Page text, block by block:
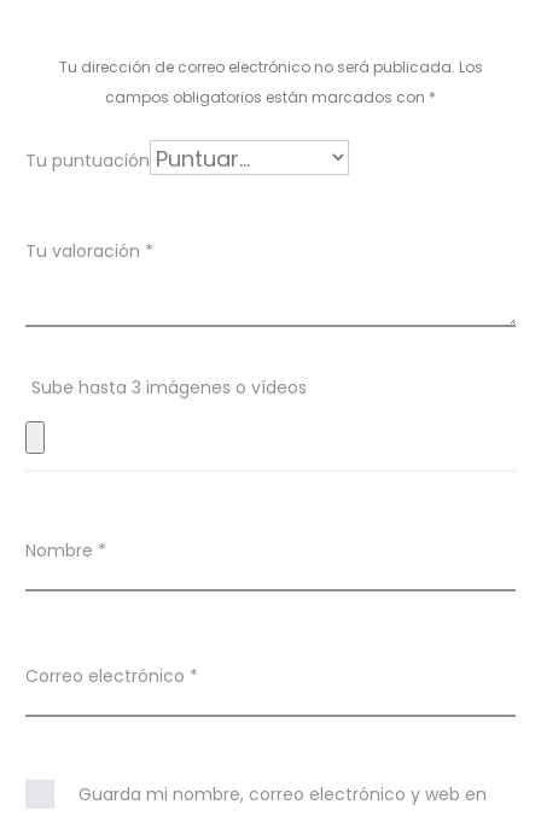
r
i
o
e
s
Tu dirección de correo electrónico no será publicada. Los
campos obligatorios están marcados con *
Tu puntuación
Tu valoración *
Sube hasta 3 imágenes o vídeos
Nombre *
Correo electrónico *
Guarda mi nombre, correo electrónico y web en